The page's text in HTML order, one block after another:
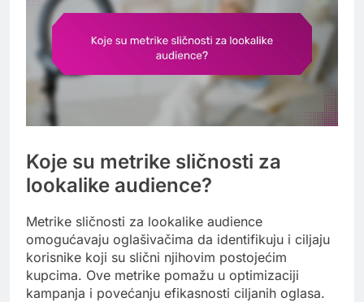
Koje su metrike sličnosti za
lookalike audience?
Metrike sličnosti za lookalike audience
omogućavaju oglašivačima da identifikuju i ciljaju
korisnike koji su slični njihovim postojećim
kupcima. Ove metrike pomažu u optimizaciji
kampanja i povećanju efikasnosti ciljanih oglasa.